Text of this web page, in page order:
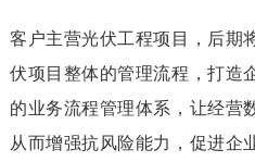
客户主营光伏工程项目，后期
伏项目整体的管理流程，打造
的业务流程管理体系，让经营
从而增强抗风险能力，促进企